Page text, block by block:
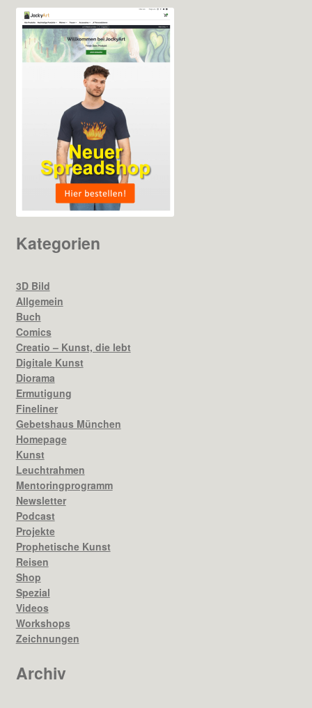
Kategorien
3D Bild
Allgemein
Buch
Comics
Creatio – Kunst, die lebt
Digitale Kunst
Diorama
Ermutigung
Fineliner
Gebetshaus München
Homepage
Kunst
Leuchtrahmen
Mentoringprogramm
Newsletter
Podcast
Projekte
Prophetische Kunst
Reisen
Shop
Spezial
Videos
Workshops
Zeichnungen
Archiv